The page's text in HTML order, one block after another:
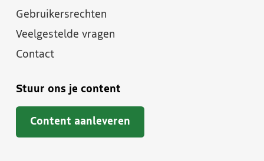
Gebruikersrechten
Veelgestelde vragen
Contact
Stuur ons je content
Content aanleveren